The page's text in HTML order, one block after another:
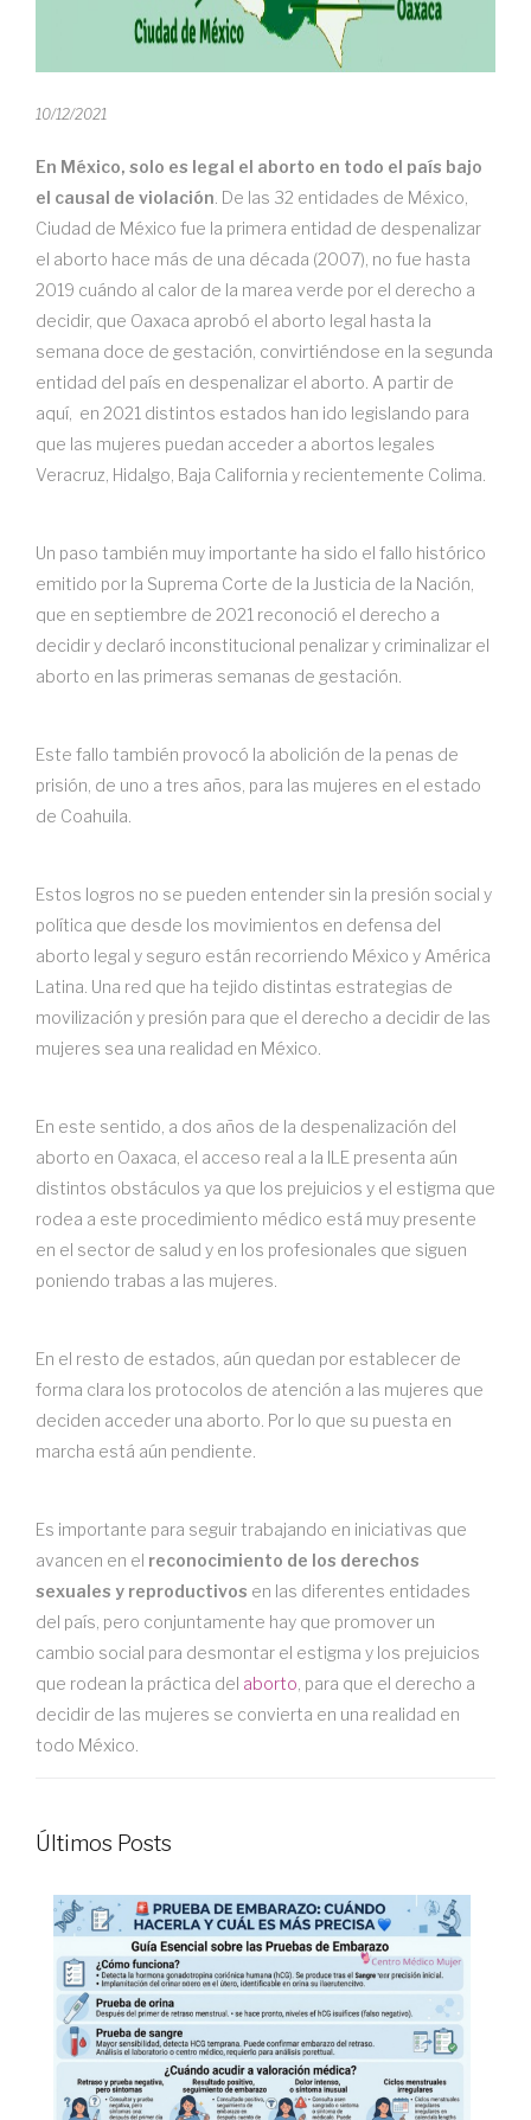
10/12/2021
En México, solo es legal el aborto en todo el país bajo
el causal de violación . De las 32 entidades de México,
Ciudad de México fue la primera entidad de despenalizar
el aborto hace más de una década (2007), no fue hasta
2019 cuándo al calor de la marea verde por el derecho a
decidir, que Oaxaca aprobó el aborto legal hasta la
semana doce de gestación, convirtiéndose en la segunda
entidad del país en despenalizar el aborto. A partir de
aquí, en 2021 distintos estados han ido legislando para
que las mujeres puedan acceder a abortos legales
Veracruz, Hidalgo, Baja California y recientemente Colima.
Un paso también muy importante ha sido el fallo histórico
emitido por la Suprema Corte de la Justicia de la Nación,
que en septiembre de 2021 reconoció el derecho a
decidir y declaró inconstitucional penalizar y criminalizar el
aborto en las primeras semanas de gestación.
Este fallo también provocó la abolición de la penas de
prisión, de uno a tres años, para las mujeres en el estado
de Coahuila.
Estos logros no se pueden entender sin la presión social y
política que desde los movimientos en defensa del
aborto legal y seguro están recorriendo México y América
Latina. Una red que ha tejido distintas estrategias de
movilización y presión para que el derecho a decidir de las
mujeres sea una realidad en México.
En este sentido, a dos años de la despenalización del
aborto en Oaxaca, el acceso real a la ILE presenta aún
distintos obstáculos ya que los prejuicios y el estigma que
rodea a este procedimiento médico está muy presente
en el sector de salud y en los profesionales que siguen
poniendo trabas a las mujeres.
En el resto de estados, aún quedan por establecer de
forma clara los protocolos de atención a las mujeres que
deciden acceder una aborto. Por lo que su puesta en
marcha está aún pendiente.
Es importante para seguir trabajando en iniciativas que
avancen en el reconocimiento de los derechos
sexuales y reproductivos en las diferentes entidades
del país, pero conjuntamente hay que promover un
cambio social para desmontar el estigma y los prejuicios
que rodean la práctica del aborto , para que el derecho a
decidir de las mujeres se convierta en una realidad en
todo México.
Últimos Posts